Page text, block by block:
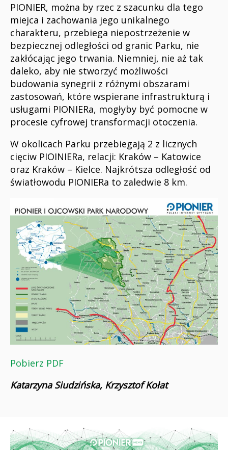
PIONIER, można by rzec z szacunku dla tego
miejca i zachowania jego unikalnego
charakteru, przebiega niepostrzeżenie w
bezpiecznej odległości od granic Parku, nie
zakłócając jego trwania. Niemniej, nie aż tak
daleko, aby nie stworzyć możliwości
budowania synegrii z różnymi obszarami
zastosowań, które wspierane infrastrukturą i
usługami PIONIERa, mogłyby być pomocne w
procesie cyfrowej transformacji otoczenia.
W okolicach Parku przebiegają 2 z licznych
cięciw PIOINIERa, relacji: Kraków – Katowice
oraz Kraków – Kielce. Najkrótsza odległość od
światłowodu PIONIERa to zaledwie 8 km.
Pobierz PDF
Katarzyna Siudzińska, Krzysztof Kołat